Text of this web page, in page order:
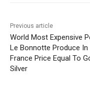
Previous article
World Most Expensive
Le Bonnotte Produce In
France Price Equal To
Silver